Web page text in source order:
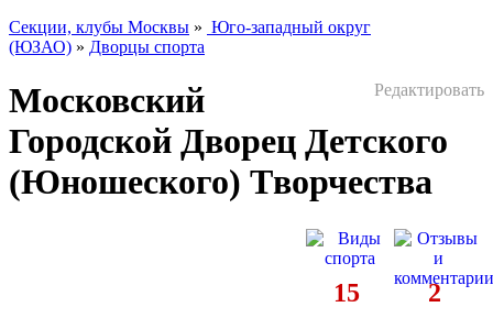
Секции, клубы Москвы » Юго-западный округ
(ЮЗАО) » Дворцы спорта
Редактировать
Московский
Городской Дворец Детского
(Юношеского) Tворчества
2
15